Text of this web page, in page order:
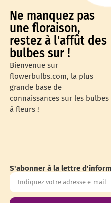
Ne manquez pas
une floraison,
restez à l'affût des
bulbes sur !
Bienvenue sur
flowerbulbs.com, la plus
grande base de
connaissances sur les bulbes
à fleurs !
S'abonner à la lettre